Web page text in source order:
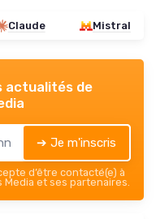
Claude Mistral
actualités de
➔ Je m'inscris
d’être contacté(e) à
Media et ses partenaires.